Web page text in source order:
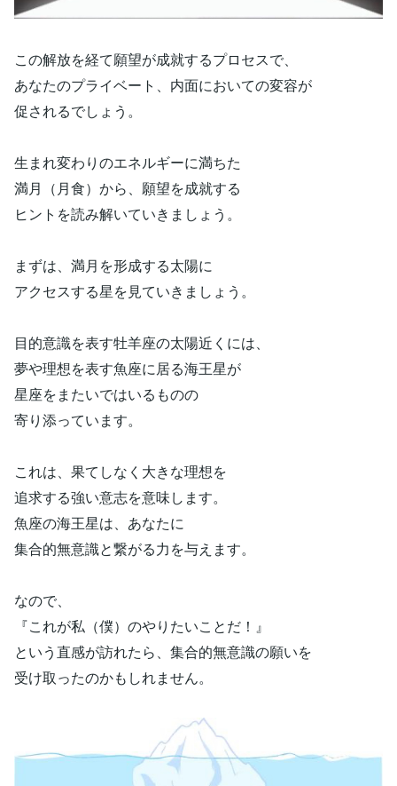
この解放を経て願望が成就するプロセスで、
あなたのプライベート、内面においての変容が
促されるでしょう。
生まれ変わりのエネルギーに満ちた
満月（月食）から、願望を成就する
ヒントを読み解いていきましょう。
まずは、満月を形成する太陽に
アクセスする星を見ていきましょう。
目的意識を表す牡羊座の太陽近くには、
夢や理想を表す魚座に居る海王星が
星座をまたいではいるものの
寄り添っています。
これは、果てしなく大きな理想を
追求する強い意志を意味します。
魚座の海王星は、あなたに
集合的無意識と繋がる力を与えます。
なので、
『これが私（僕）のやりたいことだ！』
という直感が訪れたら、集合的無意識の願いを
受け取ったのかもしれません。